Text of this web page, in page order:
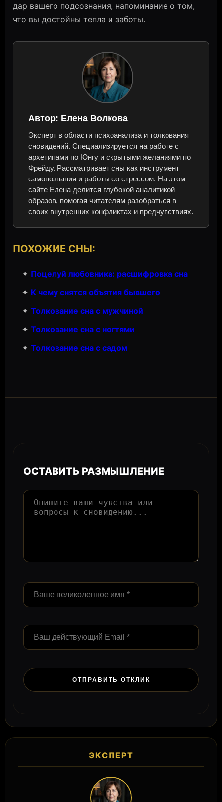
дар вашего подсознания, напоминание о том,
что вы достойны тепла и заботы.
Автор: Елена Волкова
Эксперт в области психоанализа и толкования
сновидений. Специализируется на работе с
архетипами по Юнгу и скрытыми желаниями по
Фрейду. Рассматривает сны как инструмент
самопознания и работы со стрессом. На этом
сайте Елена делится глубокой аналитикой
образов, помогая читателям разобраться в
своих внутренних конфликтах и предчувствиях.
ПОХОЖИЕ СНЫ:
✦ Поцелуй любовника: расшифровка сна
✦ К чему снятся объятия бывшего
✦ Толкование сна с мужчиной
✦ Толкование сна с ногтями
✦ Толкование сна с садом
ОСТАВИТЬ РАЗМЫШЛЕНИЕ
ЭКСПЕРТ